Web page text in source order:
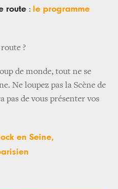
route : le programme
?
de monde, tout ne se
Ne loupez pas la Scène de
pas de vous présenter vos
en Seine,